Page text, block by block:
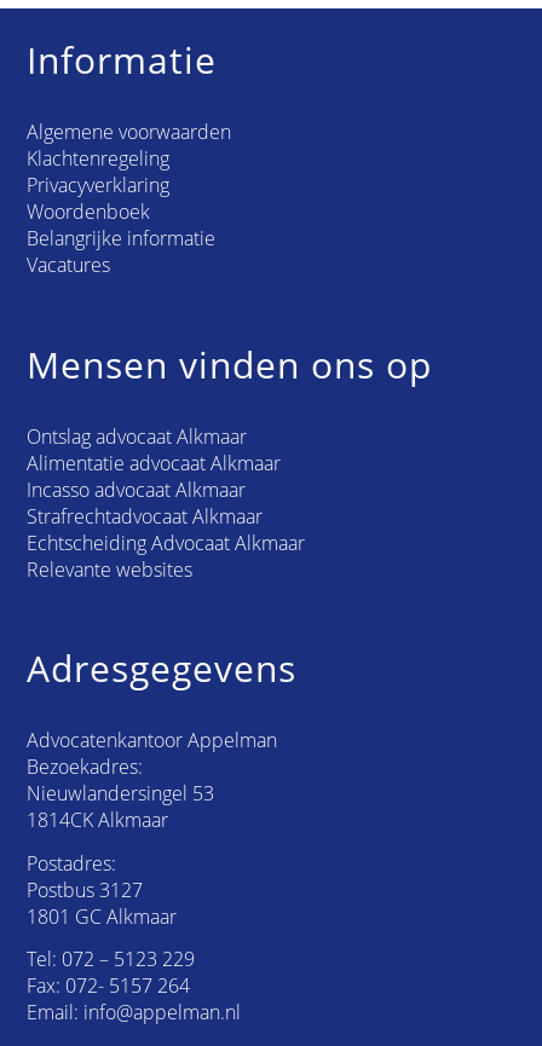
Informatie
Algemene voorwaarden
Klachtenregeling
Privacyverklaring
Woordenboek
Belangrijke informatie
Vacatures
Mensen vinden ons op
Ontslag advocaat Alkmaar
Alimentatie advocaat Alkmaar
Incasso advocaat Alkmaar
Strafrechtadvocaat Alkmaar
Echtscheiding Advocaat Alkmaar
Relevante websites
Adresgegevens
Advocatenkantoor Appelman
Bezoekadres:
Nieuwlandersingel 53
1814CK Alkmaar
Postadres:
Postbus 3127
1801 GC Alkmaar
Tel: 072 – 5123 229
Fax: 072- 5157 264
Email: info@appelman.nl